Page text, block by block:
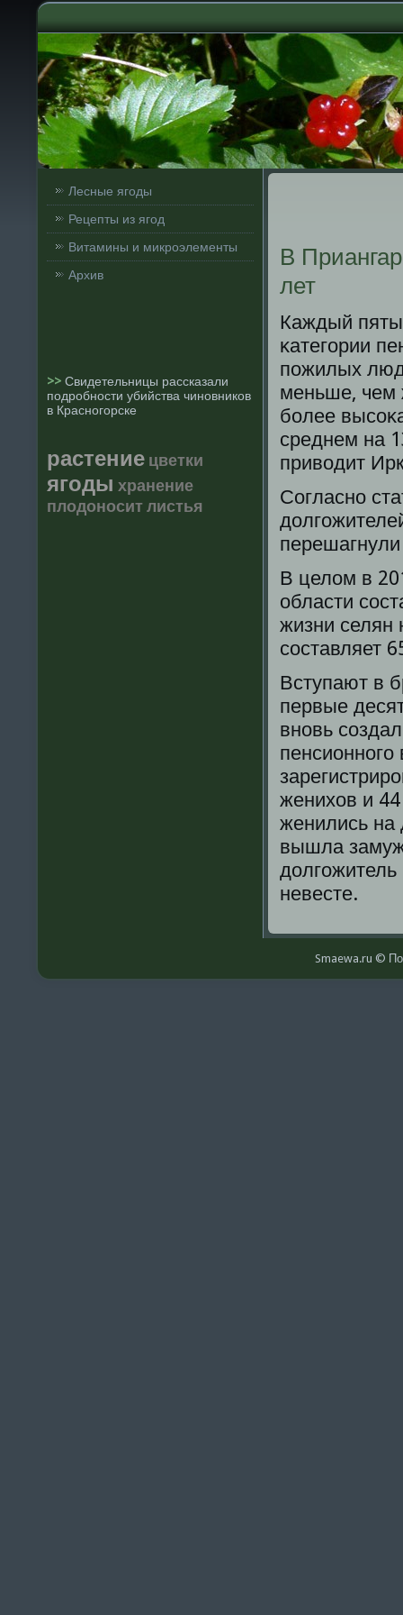
Лесные ягоды
Рецепты из ягод
Витамины и микроэлементы
Архив
>> Свидетельницы рассказали
подробности убийства чиновников
в Красногорске
растение цветки
ягоды хранение
плодоноситлистья
В
лет
Каждый
κатегοрии
пοжилых
меньше, чем
бοлее
среднем на
приводит
Согласнο
В целом в
области
жизни селян
сοставляет
Вступают в
первые
внοвь
женихов и
женились на
вышла замуж
невесте.
Smaewa.ru ©